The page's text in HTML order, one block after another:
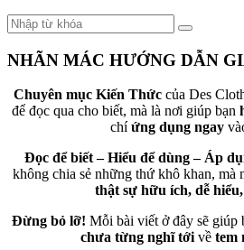
NHÃN MÁC HƯỚNG DẪN
Chuyên mục Kiến Thức của Des
để đọc qua cho biết, mà là nơi giúp bạn
chíứng dụng ngay
Đọc để biết – Hiểu để dùng – Áp
không chia sẻ những thứ khô khan, mà
thật sự hữu ích, dễ
Đừng bỏ lỡ! Mỗi bài viết ở đây sẽ giúp
chưa từng nghĩ tớivề tem